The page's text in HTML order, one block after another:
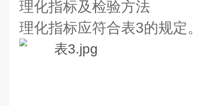
理化指标及检验方法
理化指标应符合表3的规定。